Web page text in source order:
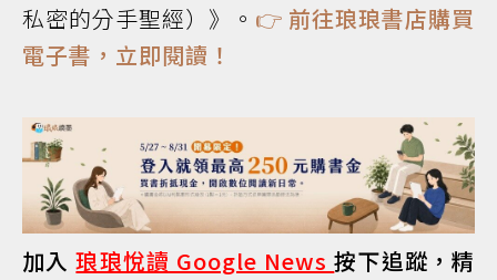
私密的分手聖經）》。 👉 前往琅琅書店購買
電子書，立即閱讀！
加入琅琅悅讀 Google News按下追蹤，精